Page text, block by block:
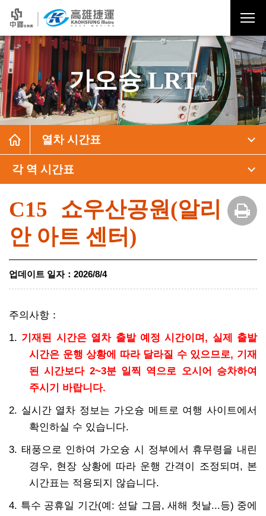
가오슝 LRT
열차 시간표
각 역 시간표
C15 쇼우산공원(알리
안 아트 센터)
업데이트 일자： 2026/8/4
주의사항：
1. 기재된 시간은 열차 출발 예정 시간이며, 실제 출발
시간은 운행 상황에 따라 달라질 수 있으므로, 기재
된 시간보다 2~3분 일찍 역으로 오시어 승차하여
주시기 바랍니다.
2. 실시간 열차 정보는 가오슝 메트로 여행 사이트에서
확인하실 수 있습니다.
3. 태풍으로 인하여 가오슝 시 정부에서 휴무령을 내린
경우, 현장 상황에 따라 운행 간격이 조정되며, 본
시간표는 적용되지 않습니다.
4. 특수 공휴일 기간(예: 섣달 그믐, 새해 첫날...등) 중에